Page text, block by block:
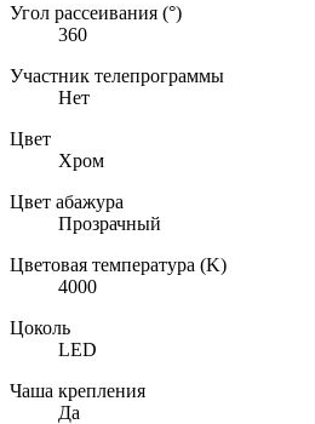
Угол рассеивания (°)
360
Участник телепрограммы
Нет
Цвет
Хром
Цвет абажура
Прозрачный
Цветовая температура (K)
4000
Цоколь
LED
Чаша крепления
Да